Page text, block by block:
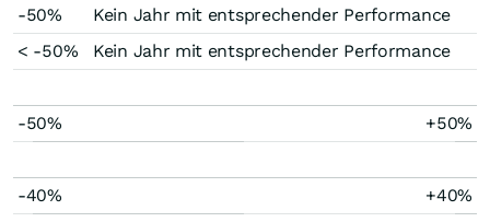
-50%
Kein Jahr mit entsprechender Performance
< -50%
Kein Jahr mit entsprechender Performance
-50% +50%
-40% +40%